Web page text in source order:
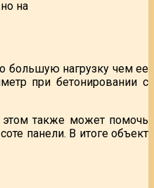
на
большую нагрузку чем ее
при бетонировании с
этом также может помочь
панели. В итоге объект